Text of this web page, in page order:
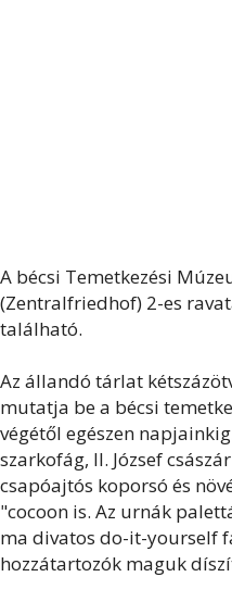
A bécsi Temetkezési
(Zentralfriedhof) 2-es
található.
Az állandó tárlat
mutatja be a bécsi
végétől egészen
szarkofág, II. József
csapóajtós koporsó és
"cocoon is. Az urnák
ma divatos do-it-yourself
hozzátartozók maguk